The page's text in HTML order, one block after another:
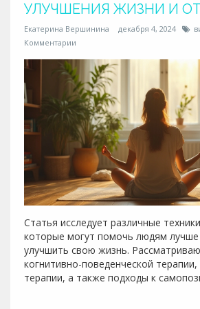
УЛУЧШЕНИЯ ЖИЗНИ И
Екатерина Вершинина декабря 4, 2024
Комментарии
Статья исследует различные
которые могут помочь людям лучше
улучшить свою жизнь.
когнитивно-поведенческой
терапии, а также подходы к
медитации. Психологические
только в терапии, но и в